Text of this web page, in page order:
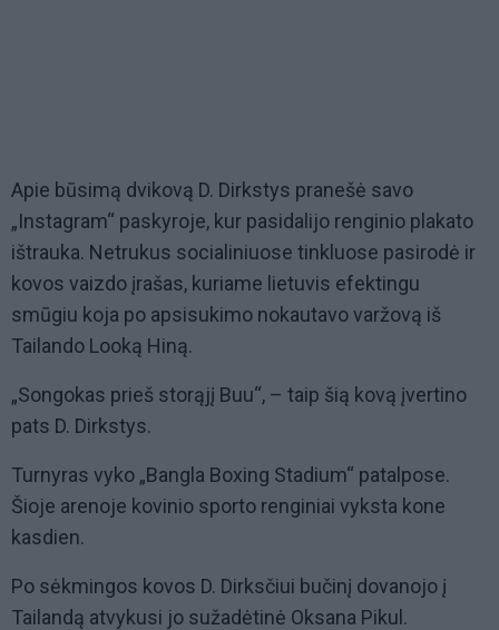
Apie būsimą dvikovą D. Dirkstys pranešė savo
„Instagram“ paskyroje, kur pasidalijo renginio plakato
ištrauka. Netrukus socialiniuose tinkluose pasirodė ir
kovos vaizdo įrašas, kuriame lietuvis efektingu
smūgiu koja po apsisukimo nokautavo varžovą iš
Tailando Looką Hiną.
„Songokas prieš storąjį Buu“, – taip šią kovą įvertino
pats D. Dirkstys.
Turnyras vyko „Bangla Boxing Stadium“ patalpose.
Šioje arenoje kovinio sporto renginiai vyksta kone
kasdien.
Po sėkmingos kovos D. Dirksčiui bučinį dovanojo į
Tailandą atvykusi jo sužadėtinė Oksana Pikul.